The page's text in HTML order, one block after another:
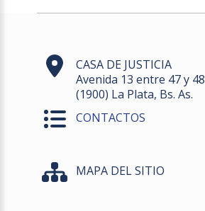
CASA DE JUSTICIA
Avenida 13 entre 47 y 48
(1900) La Plata, Bs. As.
CONTACTOS
MAPA DEL SITIO